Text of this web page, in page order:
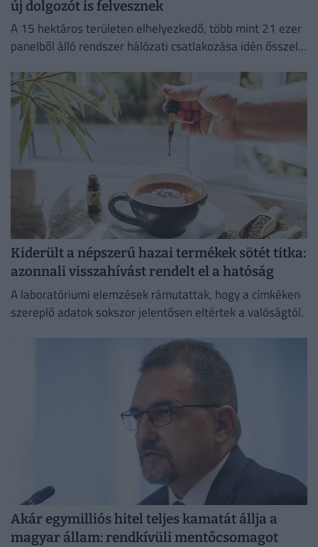
új dolgozót is felvesznek
A 15 hektáros területen elhelyezkedő, több mint 21 ezer
panelből álló rendszer hálózati csatlakozása idén ősszel
Kiderült a népszerű hazai termékek sötét titka:
azonnali visszahívást rendelt el a hatóság
A laboratóriumi elemzések rámutattak, hogy a címkéken
szereplő adatok sokszor jelentősen eltértek a valóságtól.
Akár egymilliós hitel teljes kamatát állja a
magyar állam: rendkívüli mentőcsomagot